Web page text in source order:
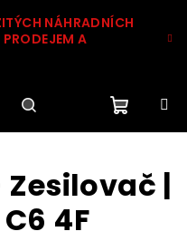
NÁHRADNÍCH
A
HledatPřihlášení
košík
Zesilovač |
4F